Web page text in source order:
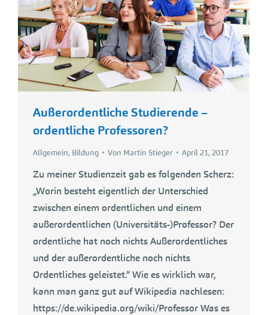
Außerordentliche Studierende –
ordentliche Professoren?
Allgemein, Bildung Von Martin Stieger April 21, 2017
Zu meiner Studienzeit gab es folgenden Scherz:
„Worin besteht eigentlich der Unterschied
zwischen einem ordentlichen und einem
außerordentlichen (Universitäts-)Professor? Der
ordentliche hat noch nichts Außerordentliches
und der außerordentliche noch nichts
Ordentliches geleistet.“ Wie es wirklich war,
kann man ganz gut auf Wikipedia nachlesen:
https://de.wikipedia.org/wiki/Professor Was es